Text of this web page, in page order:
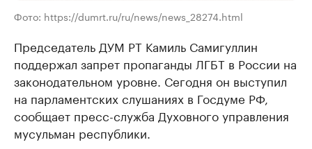
Фото: https://dumrt.ru/ru/news/news_28274.html
Председатель ДУМ РТ Камиль Самигуллин
поддержал запрет пропаганды ЛГБТ в России на
законодательном уровне. Сегодня он выступил
на парламентских слушаниях в Госдуме РФ,
сообщает пресс-служба Духовного управления
мусульман республики.